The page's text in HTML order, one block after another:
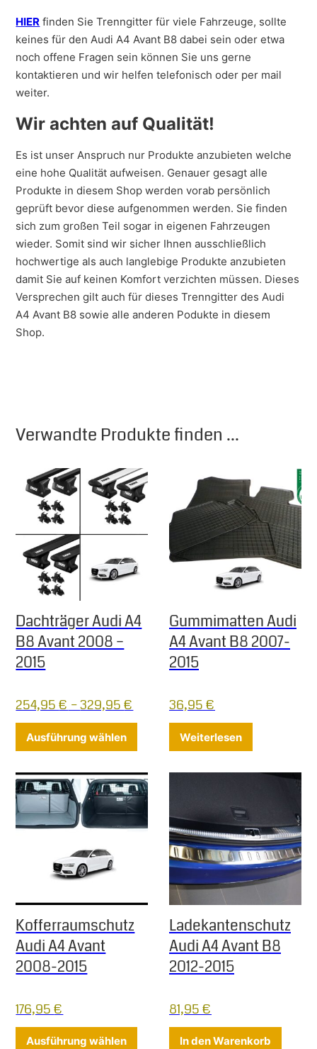
HIER finden Sie Trenngitter für viele Fahrzeuge, sollte
keines für den Audi A4 Avant B8 dabei sein oder etwa
noch offene Fragen sein können Sie uns gerne
kontaktieren und wir helfen telefonisch oder per mail
weiter.
Wir achten auf Qualität!
Es ist unser Anspruch nur Produkte anzubieten welche
eine hohe Qualität aufweisen. Genauer gesagt alle
Produkte in diesem Shop werden vorab persönlich
geprüft bevor diese aufgenommen werden. Sie finden
sich zum großen Teil sogar in eigenen Fahrzeugen
wieder. Somit sind wir sicher Ihnen ausschließlich
hochwertige als auch langlebige Produkte anzubieten
damit Sie auf keinen Komfort verzichten müssen. Dieses
Versprechen gilt auch für dieses Trenngitter des Audi
A4 Avant B8 sowie alle anderen Podukte in diesem
Shop.
Verwandte Produkte finden ...
Dachträger Audi A4
B8 Avant 2008 –
2015
254,95€ –329,95€
Ausführung wählen Dieses Produkt weist mehrere
Gummimatten Audi
A4 Avant B8 2007-
2015
36,95€
Weiterlesen
Kofferraumschutz
Audi A4 Avant
2008-2015
176,95€
Ausführung wählen Dieses Produkt weist mehrere
Ladekantenschutz
Audi A4 Avant B8
2012-2015
81,95€
In den Warenkorb